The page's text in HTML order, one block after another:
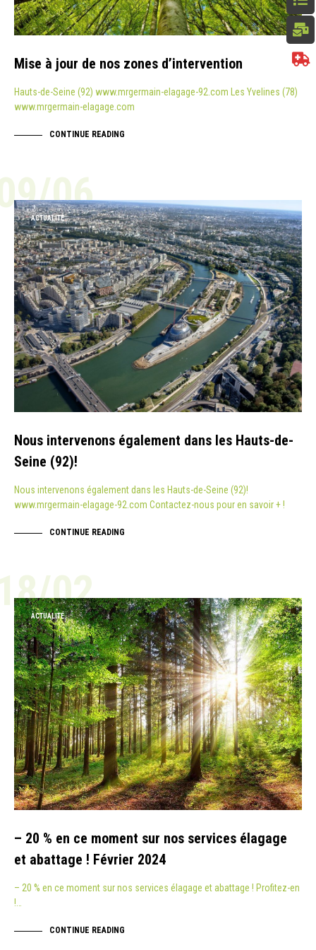
Mise à jour de nos zones d’intervention
Hauts-de-Seine (92) www.mrgermain-elagage-92.com Les Yvelines (78)
www.mrgermain-elagage.com
CONTINUE READING
06
ACTUALITÉ
Nous intervenons également dans les Hauts-de-
Seine (92)!
Nous intervenons également dans les Hauts-de-Seine (92)!
www.mrgermain-elagage-92.com Contactez-nous pour en savoir + !
CONTINUE READING
02
ACTUALITÉ
– 20 % en ce moment sur nos services élagage
et abattage ! Février 2024
– 20 % en ce moment sur nos services élagage et abattage ! Profitez-en
!…
CONTINUE READING